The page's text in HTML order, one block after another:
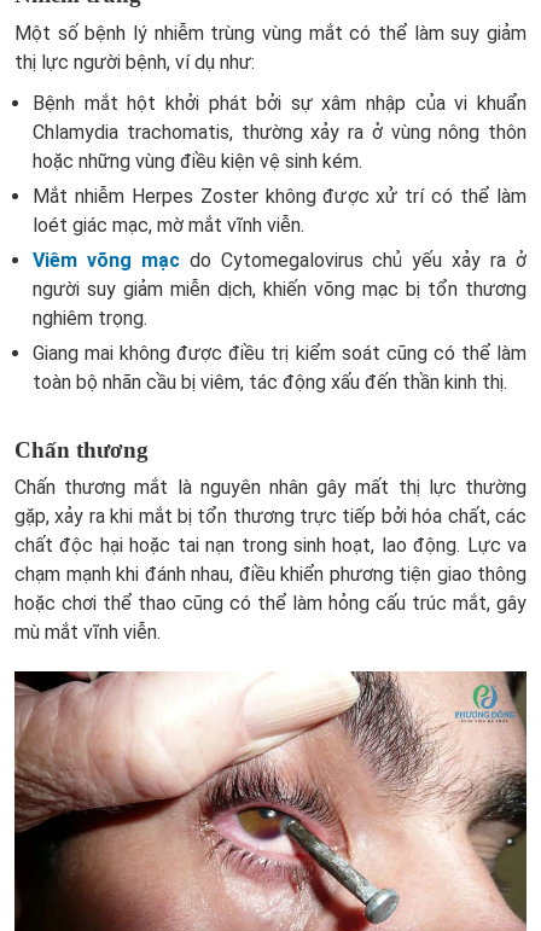
Một số bệnh lý nhiễm trùng vùng mắt có thể làm suy giảm
thị lực người bệnh, ví dụ như:
Bệnh mắt hột khởi phát bởi sự xâm nhập của vi khuẩn
Chlamydia trachomatis, thường xảy ra ở vùng nông thôn
hoặc những vùng điều kiện vệ sinh kém.
Mắt nhiễm Herpes Zoster không được xử trí có thể làm
loét giác mạc, mờ mắt vĩnh viễn.
Viêm võng mạcdo Cytomegalovirus chủ yếu xảy ra ở
người suy giảm miễn dịch, khiến võng mạc bị tổn thương
nghiêm trọng.
Giang mai không được điều trị kiểm soát cũng có thể làm
toàn bộ nhãn cầu bị viêm, tác động xấu đến thần kinh thị.
Chấn thương
Chấn thương mắt là nguyên nhân gây mất thị lực thường
gặp, xảy ra khi mắt bị tổn thương trực tiếp bởi hóa chất, các
chất độc hại hoặc tai nạn trong sinh hoạt, lao động. Lực va
chạm mạnh khi đánh nhau, điều khiển phương tiện giao thông
hoặc chơi thể thao cũng có thể làm hỏng cấu trúc mắt, gây
mù mắt vĩnh viễn.